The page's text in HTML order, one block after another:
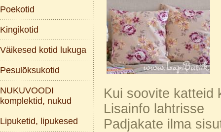
Poekotid
Kingikotid
Väikesed kotid lukuga
Pesulõksukotid
NUKUVOODI
komplektid, nukud
Lipuketid, lipukesed
Kui soovite katteid
Lisainfo lahtrisse
Padjakate ilma